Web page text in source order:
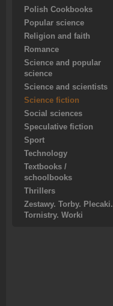
Polish Cookbooks
Popular science
Religion and faith
Romance
Science and popular
science
Science and scientists
Science fiction
Social sciences
Speculative fiction
Sport
Technology
Textbooks /
schoolbooks
Thrillers
Zestawy. Torby. Plecaki.
Tornistry. Worki